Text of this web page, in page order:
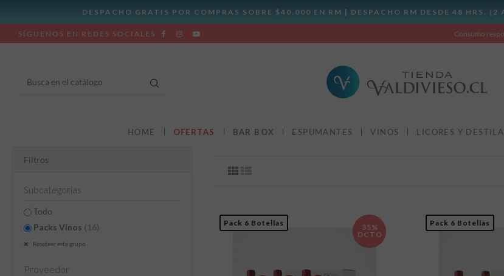
SÍGUENOS EN REDES SOCIALES Consumo
HOME OFERTAS BAR BOX ESPUMANTES VINOS LICORES Y
Pack 6 Botellas
35%
DCTO
Pack 6 Botellas
Filtros
Subcategorías
Todo
Packs Vinos (16)
Resetear este grupo
Proveedor